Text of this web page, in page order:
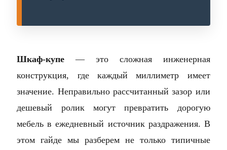
Шкаф-купе — это сложная инженерная
конструкция, где каждый миллиметр имеет
значение. Неправильно рассчитанный зазор или
дешевый ролик могут превратить дорогую
мебель в ежедневный источник раздражения. В
этом гайде мы разберем не только типичные